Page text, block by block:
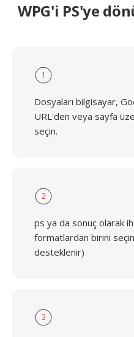
WPG'i PS'ye
1
Dosyaları bilgisayar,
URL'den veya sayfa
seçin.
2
ps ya da sonuç olarak
formatlardan birini
desteklenir)
3